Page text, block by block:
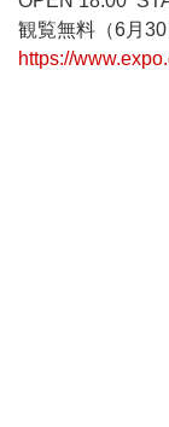
観覧無料（6月
https://